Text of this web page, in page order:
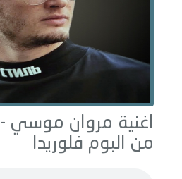
اغنية مروان موسي -
من البوم فلوريدا